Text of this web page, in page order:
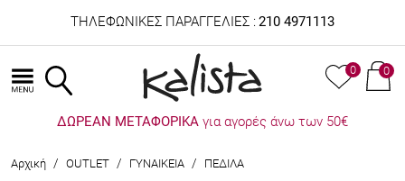
ΤΗΛΕΦΩΝΙΚΕΣ ΠΑΡΑΓΓΕΛΙΕΣ : 210 4971113
0 0
ΔΩΡΕΑΝ ΜΕΤΑΦΟΡΙΚΑ για αγορές άνω των 50€
Αρχική / OUTLET / ΓΥΝΑΙΚΕΙΑ / ΠΕΔΙΛΑ